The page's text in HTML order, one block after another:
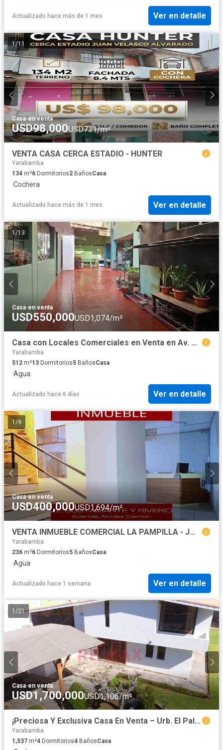
Actualizado hace más de 1 mes Ver en detalle
1/11
Casa·en venta
USD98,000USD731/m²
VENTA CASA CERCA ESTADIO - HUNTER
Yarabamba
134 m²6 Dormitorios2 BañosCasa
·Cochera
Actualizado hace más de 1 mes Ver en detalle
1 /13
Casa·en venta
USD550,000USD1,074/m²
Casa con Locales Comerciales en Venta en Av. Daniel Alcides Carrión
Yarabamba
512 m²13 Dormitorios5 BañosCasa
·Agua
Actualizado hace 6 días Ver en detalle
1 /9
Casa·en venta
USD400,000USD1,694/m²
VENTA INMUEBLE COMERCIAL LA PAMPILLA - JOSE LUIS BUSTAMANTE Y RIVERO
Yarabamba
236 m²6 Dormitorios5 BañosCasa
·Agua
Actualizado hace 1 semana Ver en detalle
1 /21
Casa·en venta
USD1,700,000USD1,106/m²
¡Preciosa Y Exclusiva Casa En Venta – Urb. El Palacio, Sachaca!
Yarabamba
1,537 m²4 Dormitorios4 BañosCasa